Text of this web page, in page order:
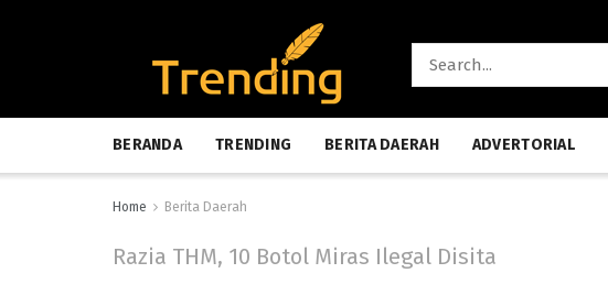
BERANDA TRENDING BERITA DAERAH ADVERTORIAL
Home Berita Daerah
Razia THM, 10 Botol Miras Ilegal Disita